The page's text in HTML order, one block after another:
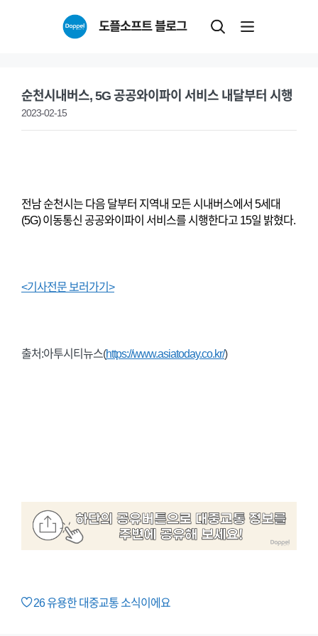
도플소프트 블로그
순천시내버스, 5G 공공와이파이 서비스 내달부터 시행
2023-02-15
전남 순천시는 다음 달부터 지역내 모든 시내버스에서 5세대
(5G) 이동통신 공공와이파이 서비스를 시행한다고 15일 밝혔다.
<기사전문 보러가기>
출처:아투시티뉴스(https://www.asiatoday.co.kr/)
26유용한 대중교통 소식이에요